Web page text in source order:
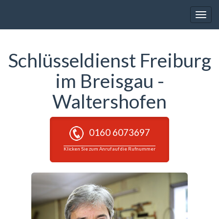
Toggle
Schlüsseldienst Freiburg
im Breisgau -
Waltershofen
0160 6073697
Klicken Sie zum Anruf auf die Rufnummer